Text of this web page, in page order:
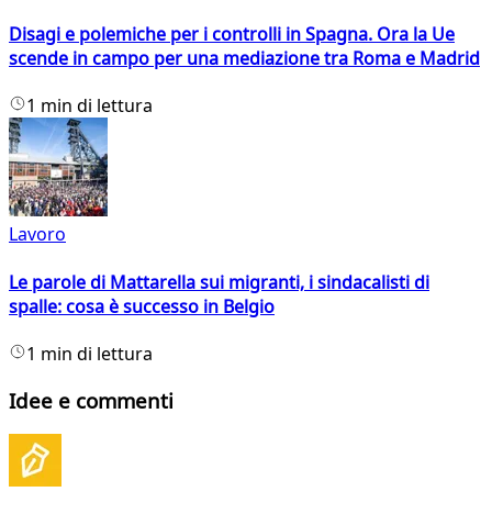
Disagi e polemiche per i controlli in Spagna. Ora la Ue
scende in campo per una mediazione tra Roma e Madrid
1 min di lettura
Lavoro
Le parole di Mattarella sui migranti, i sindacalisti di
spalle: cosa è successo in Belgio
1 min di lettura
Idee e commenti